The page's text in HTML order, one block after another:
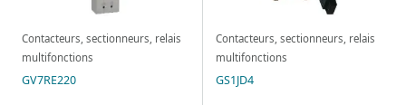
Contacteurs, sectionneurs, relais
multifonctions
GV7RE220
Contacteurs, sectionneurs, relais
multifonctions
GS1JD4